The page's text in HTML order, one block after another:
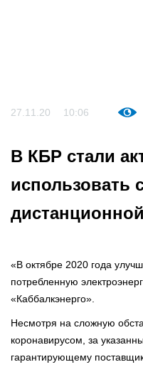
27.11.20 10:06
В КБР стали
использовать
«В октябре 2020 года
потребленную
«Каббалкэнерго».
Несмотря на сложную
коронавирусом, за
гарантирующему